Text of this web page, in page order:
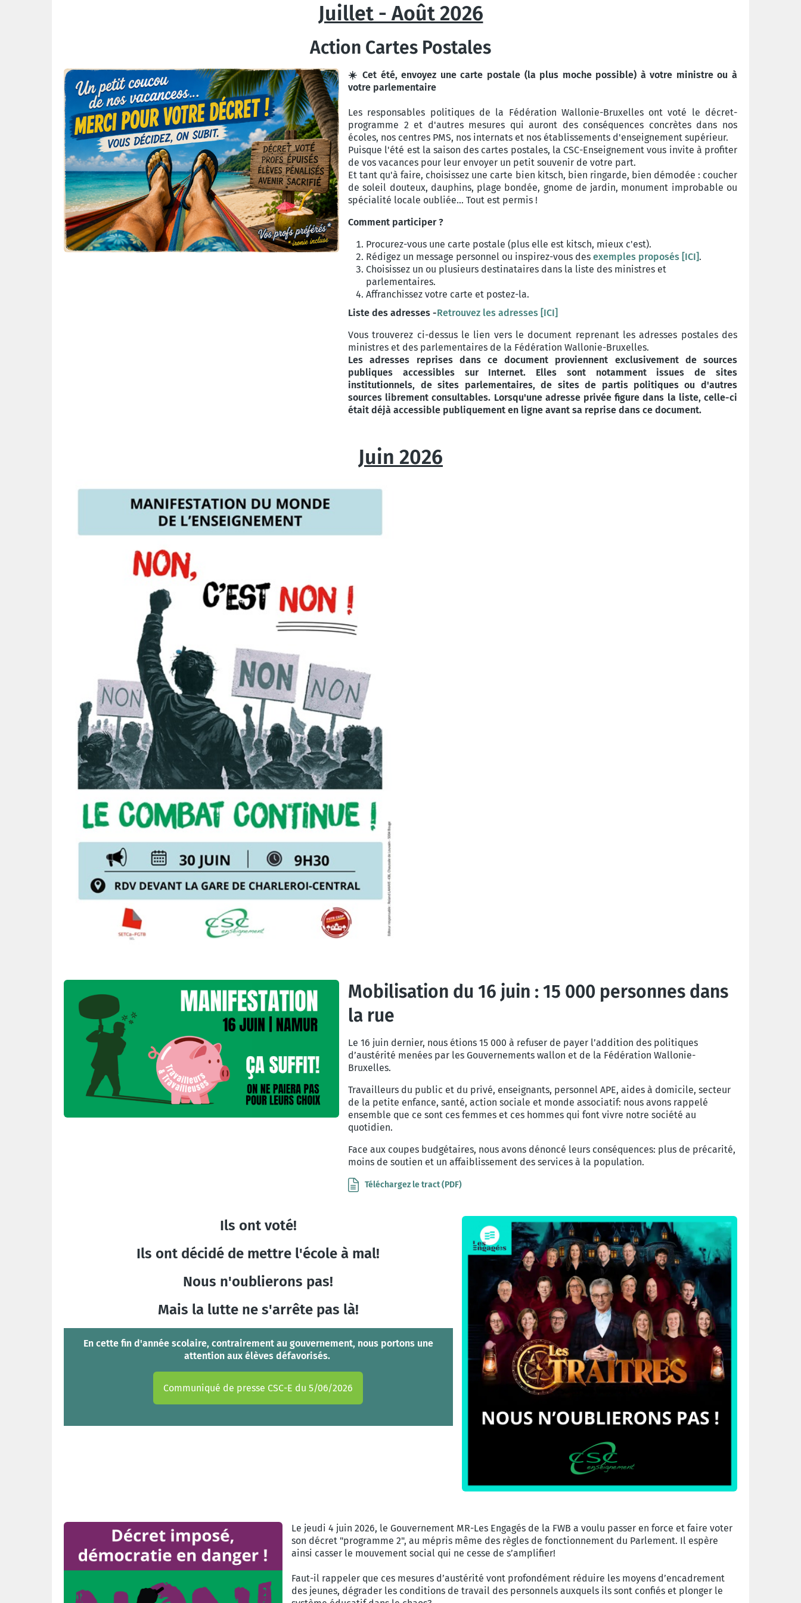
Juillet - Août 2026
Action Cartes Postales
☀️ Cet été, envoyez une carte postale (la plus moche possible) à votre ministre ou à
votre parlementaire
Les responsables politiques de la Fédération Wallonie-Bruxelles ont voté le décret-
programme 2 et d'autres mesures qui auront des conséquences concrètes dans nos
écoles, nos centres PMS, nos internats et nos établissements d'enseignement supérieur.
Puisque l'été est la saison des cartes postales, la CSC-Enseignement vous invite à profiter
de vos vacances pour leur envoyer un petit souvenir de votre part.
Et tant qu'à faire, choisissez une carte bien kitsch, bien ringarde, bien démodée : coucher
de soleil douteux, dauphins, plage bondée, gnome de jardin, monument improbable ou
spécialité locale oubliée... Tout est permis !
Comment participer ?
Procurez-vous une carte postale (plus elle est kitsch, mieux c'est).
Rédigez un message personnel ou inspirez-vous desexemples proposés [ICI].
Choisissez un ou plusieurs destinataires dans la liste des ministres et
parlementaires.
Affranchissez votre carte et postez-la.
Liste des adresses -Retrouvez les adresses [ICI]
Vous trouverez ci-dessus le lien vers le document reprenant les adresses postales des
ministres et des parlementaires de la Fédération Wallonie-Bruxelles.
Les adresses reprises dans ce document proviennent exclusivement de sources
publiques accessibles sur Internet. Elles sont notamment issues de sites
institutionnels, de sites parlementaires, de sites de partis politiques ou d'autres
sources librement consultables. Lorsqu'une adresse privée figure dans la liste, celle-ci
était déjà accessible publiquement en ligne avant sa reprise dans ce document.
Juin 2026
Mobilisation du 16 juin : 15 000 personnes dans
la rue
Le 16 juin dernier, nous étions 15 000 à refuser de payer l’addition des politiques
d’austérité menées par les Gouvernements wallon et de la Fédération Wallonie-
Bruxelles.
Travailleurs du public et du privé, enseignants, personnel APE, aides à domicile, secteur
de la petite enfance, santé, action sociale et monde associatif: nous avons rappelé
ensemble que ce sont ces femmes et ces hommes qui font vivre notre société au
quotidien.
Face aux coupes budgétaires, nous avons dénoncé leurs conséquences: plus de précarité,
moins de soutien et un affaiblissement des services à la population.
Téléchargez le tract (PDF)
Ils ont voté!
Ils ont décidé de mettre l'école à mal!
Nous n'oublierons pas!
Mais la lutte ne s'arrête pas là!
En cette fin d'année scolaire, contrairement au gouvernement, nous portons une
attention aux élèves défavorisés.
Communiqué de presse CSC-E du 5/06/2026
Le jeudi 4 juin 2026, le Gouvernement MR-Les Engagés de la FWB a voulu passer en force et faire voter
son décret "programme 2", au mépris même des règles de fonctionnement du Parlement. Il espère
ainsi casser le mouvement social qui ne cesse de s’amplifier!
Faut-il rappeler que ces mesures d’austérité vont profondément réduire les moyens d’encadrement
des jeunes, dégrader les conditions de travail des personnels auxquels ils sont confiés et plonger le